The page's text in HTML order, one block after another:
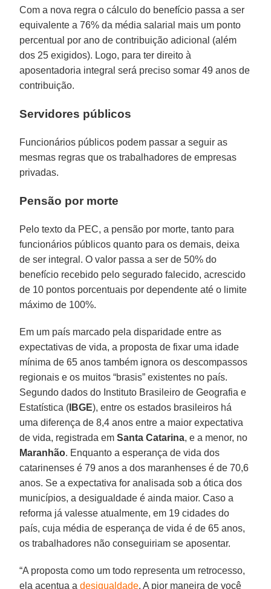
Com a nova regra o cálculo do benefício passa a ser
equivalente a 76% da média salarial mais um ponto
percentual por ano de contribuição adicional (além
dos 25 exigidos). Logo, para ter direito à
aposentadoria integral será preciso somar 49 anos de
contribuição.
Servidores públicos
Funcionários públicos podem passar a seguir as
mesmas regras que os trabalhadores de empresas
privadas.
Pensão por morte
Pelo texto da PEC, a pensão por morte, tanto para
funcionários públicos quanto para os demais, deixa
de ser integral. O valor passa a ser de 50% do
benefício recebido pelo segurado falecido, acrescido
de 10 pontos porcentuais por dependente até o limite
máximo de 100%.
Em um país marcado pela disparidade entre as
expectativas de vida, a proposta de fixar uma idade
mínima de 65 anos também ignora os descompassos
regionais e os muitos “brasis” existentes no país.
Segundo dados do Instituto Brasileiro de Geografia e
Estatística ( IBGE), entre os estados brasileiros há
uma diferença de 8,4 anos entre a maior expectativa
de vida, registrada emSanta Catarina, e a menor, no
Maranhão. Enquanto a esperança de vida dos
catarinenses é 79 anos a dos maranhenses é de 70,6
anos. Se a expectativa for analisada sob a ótica dos
municípios, a desigualdade é ainda maior. Caso a
reforma já valesse atualmente, em 19 cidades do
país, cuja média de esperança de vida é de 65 anos,
os trabalhadores não conseguiriam se aposentar.
“A proposta como um todo representa um retrocesso,
ela acentua adesigualdade. A pior maneira de você